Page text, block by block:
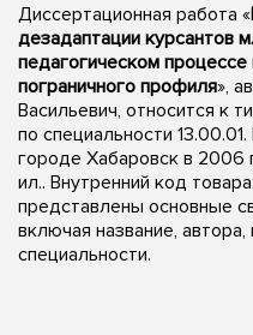
Диссертационная работа «
дезадаптации курсантов
педагогическом
пограничного профиля»,
Васильевич, относится к
по специальности
городе Хабаровск в 2006
ил.. Внутренний код
представлены основные
включая название,
специальности.